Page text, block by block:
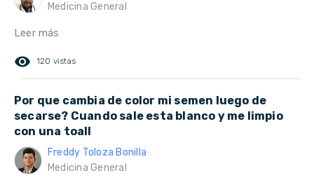
Medicina General
Leer más
remove_red_eye 120 vistas
Por que cambia de color mi semen luego de
secarse? Cuando sale esta blanco y me limpio
con una toall
Freddy Toloza Bonilla
Medicina General